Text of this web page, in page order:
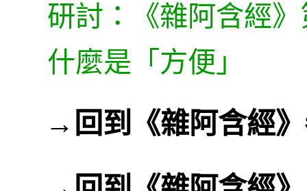
研討：《雜阿含經
什麼是「方便」
→ 回到《雜阿含經